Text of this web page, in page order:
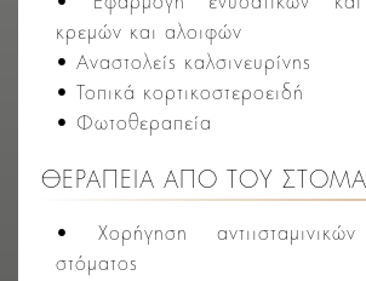
• Εφαρμογή ενυδατικών και
κρεμών και αλοιφών
• Αναστολείς καλσινευρίνης
• Τοπικά κορτικοστεροειδή
• Φωτοθεραπεία
ΘΕΡΑΠΕΊΑ ΑΠΌ ΤΟΥ
• Χορήγηση
στόματος